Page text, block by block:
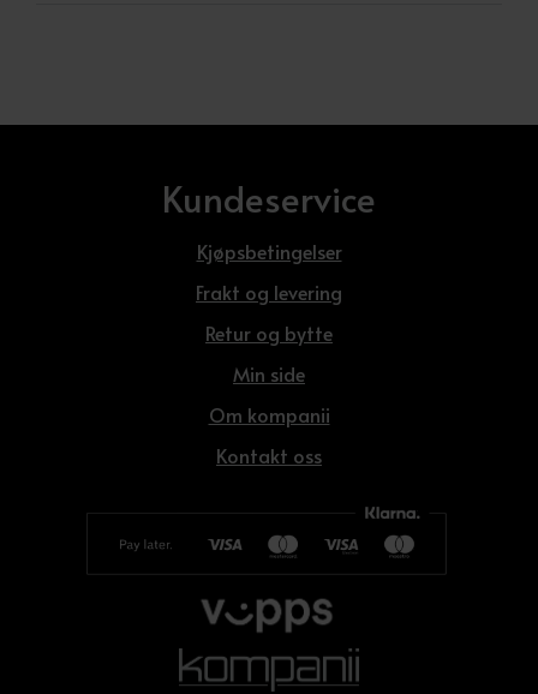
Kundeservice
Kjøpsbetingelser
Frakt og levering
Retur og bytte
Min side
Om kompanii
Kontakt oss